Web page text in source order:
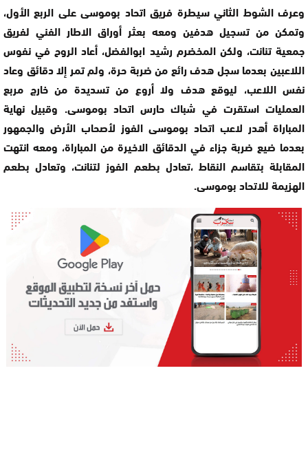
وعرف الشوط الثاني سيطرة فريق اتحاد بوموسى على الربع الأول،
وتمكن من تسجيل هدفين ومعه بعثر أوراق الاطار الفني لفريق
جمعية تنانت، ولكن المخضرم رشيد ابوالفضل، أعاد الروح في نفوس
اللاعبين بعدما سجل هدف رائع من ضربة حرة، ولم تمر إلا دقائق وعاد
نفس اللاعب، ليوقع هدف ولا أروع من تسديدة من خارج مربع
العمليات استقرت في شباك حارس اتحاد بوموسى. وقبيل نهاية
المباراة أهدر لاعب اتحاد بوموسى الفوز لأصحاب الأرض والجمهور
بعدما ضيع ضربة جزاء في الدقائق الاخيرة من المباراة، ومعه انتهت
المقابلة بتقاسم النقاط ،تعادل بطعم الفوز لتنانت، وتعادل بطعم
الهزيمة للاتحاد بوموسى.